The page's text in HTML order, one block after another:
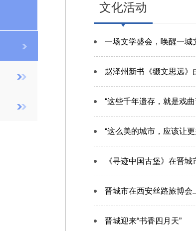
文化活动
一场文学盛会，唤醒一城
赵泽州新书《缀文思远》
“这些千年遗存，就是戏
“这么美的城市，应该让
《寻迹中国古堡》在晋城
晋城市在西安丝路旅博会
晋城迎来“书香四月天”